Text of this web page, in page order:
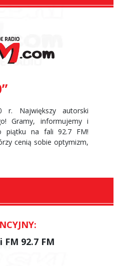
r. Największy autorski
Gramy, informujemy i
piątku na fali 92.7 FM!
cenią sobie optymizm,
92.7 FM